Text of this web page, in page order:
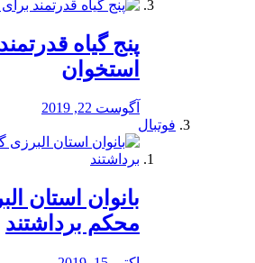
پنج گیاه
استخوان
آگوست 22, 2019
فوتبال
بانوان استان
محكم برداشتند